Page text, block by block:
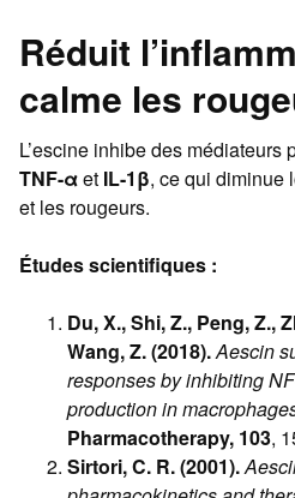
Réduit
calme les
L’escine inhibe des médiateurs
TNF-αet IL-1β, ce qui diminue
et les rougeurs.
Études scientifiques :
Du, X., Shi, Z., Peng, Z.,
Wang, Z. (2018).Aescin
responses by inhibiting
production in
Pharmacotherapy, 103,
Sirtori, C. R. (2001).